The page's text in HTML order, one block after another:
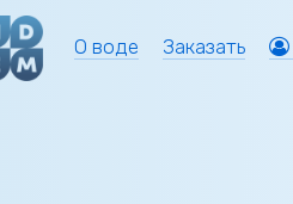
О воде Заказать